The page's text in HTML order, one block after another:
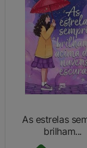
As estrelas
brilham...